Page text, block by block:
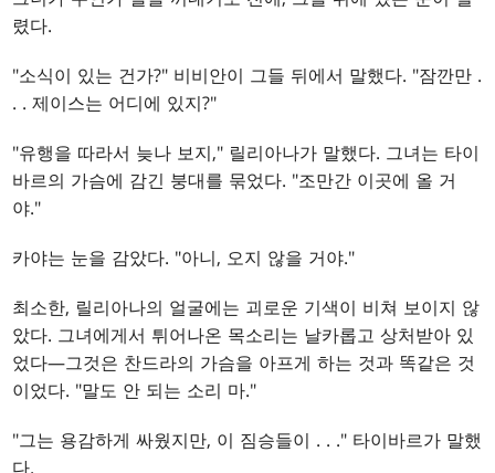
렸다.
"소식이 있는 건가?" 비비안이 그들 뒤에서 말했다. "잠깐만 .
. . 제이스는 어디에 있지?"
"유행을 따라서 늦나 보지," 릴리아나가 말했다. 그녀는 타이
바르의 가슴에 감긴 붕대를 묶었다. "조만간 이곳에 올 거
야."
카야는 눈을 감았다. "아니, 오지 않을 거야."
최소한, 릴리아나의 얼굴에는 괴로운 기색이 비쳐 보이지 않
았다. 그녀에게서 튀어나온 목소리는 날카롭고 상처받아 있
었다—그것은 찬드라의 가슴을 아프게 하는 것과 똑같은 것
이었다. "말도 안 되는 소리 마."
"그는 용감하게 싸웠지만, 이 짐승들이 . . ." 타이바르가 말했
다.